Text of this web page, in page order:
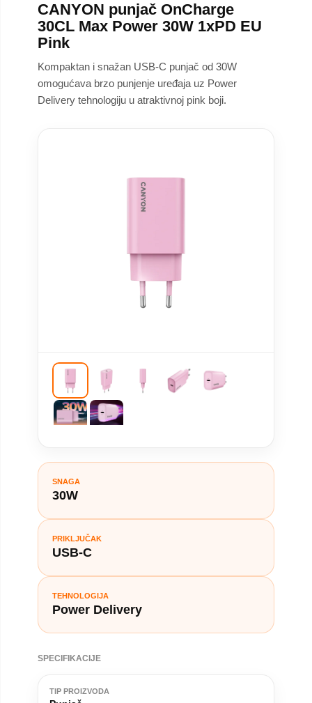
CANYON punjač OnCharge
30CL Max Power 30W 1xPD EU
Pink
Kompaktan i snažan USB-C punjač od 30W
omogućava brzo punjenje uređaja uz Power
Delivery tehnologiju u atraktivnoj pink boji.
SNAGA
30W
PRIKLJUČAK
USB-C
TEHNOLOGIJA
Power Delivery
SPECIFIKACIJE
TIP PROIZVODA